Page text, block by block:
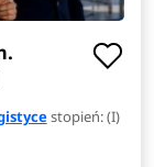
stopień: (I)